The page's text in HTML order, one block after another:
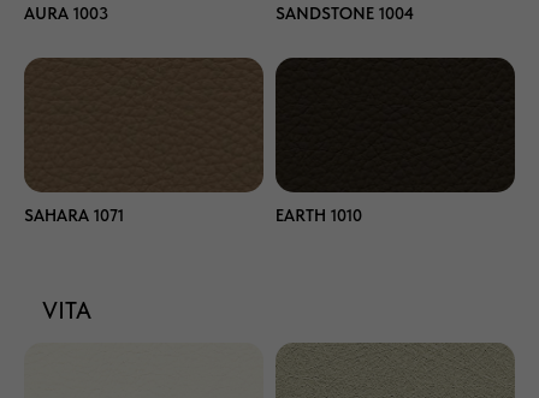
AURA 1003 SANDSTONE 1004
SAHARA 1071 EARTH 1010
VITA